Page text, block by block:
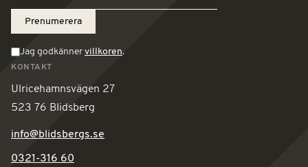
KONTAKT
Ulricehamnsvägen 27
523 76 Blidsberg
info@blidsbergs.se
0321-316 60
Jag godkänner villkoren.